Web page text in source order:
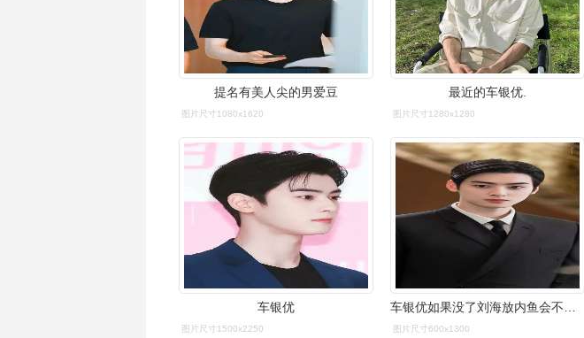
提名有美人尖的男爱豆
图片尺寸1080x1620
最近的车银优.
图片尺寸1280x1280
车银优
图片尺寸1500x2250
车银优如果没了刘海放内鱼会不会嘲 还是顶级神颜吗
图片尺寸600x1300